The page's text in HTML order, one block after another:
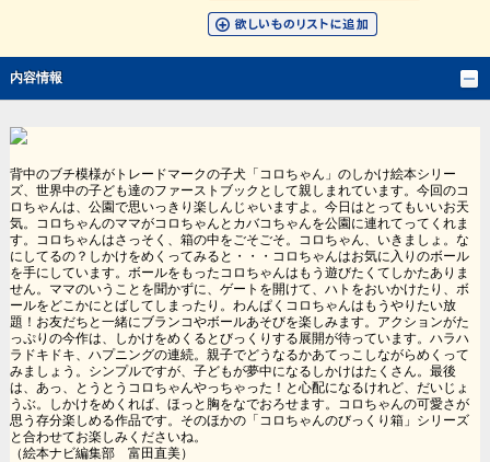
内容情報
背中のブチ模様がトレードマークの子犬「コロちゃん」のしかけ絵本シリー
ズ、世界中の子ども達のファーストブックとして親しまれています。今回のコ
ロちゃんは、公園で思いっきり楽しんじゃいますよ。今日はとってもいいお天
気。コロちゃんのママがコロちゃんとカバコちゃんを公園に連れてってくれま
す。コロちゃんはさっそく、箱の中をごそごそ。コロちゃん、いきましょ。な
にしてるの？しかけをめくってみると・・・コロちゃんはお気に入りのボール
を手にしています。ボールをもったコロちゃんはもう遊びたくてしかたありま
せん。ママのいうことを聞かずに、ゲートを開けて、ハトをおいかけたり、ボ
ールをどこかにとばしてしまったり。わんぱくコロちゃんはもうやりたい放
題！お友だちと一緒にブランコやボールあそびを楽しみます。アクションがた
っぷりの今作は、しかけをめくるとびっくりする展開が待っています。ハラハ
ラドキドキ、ハプニングの連続。親子でどうなるかあてっこしながらめくって
みましょう。シンプルですが、子どもが夢中になるしかけはたくさん。最後
は、あっ、とうとうコロちゃんやっちゃった！と心配になるけれど、だいじょ
うぶ。しかけをめくれば、ほっと胸をなでおろせます。コロちゃんの可愛さが
思う存分楽しめる作品です。そのほかの「コロちゃんのびっくり箱」シリーズ
と合わせてお楽しみくださいね。
（絵本ナビ編集部 富田直美）